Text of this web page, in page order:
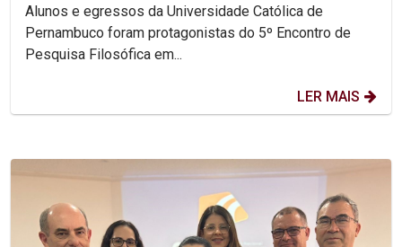
Alunos e egressos da Universidade Católica de
Pernambuco foram protagonistas do 5º Encontro de
Pesquisa Filosófica em...
LER MAIS